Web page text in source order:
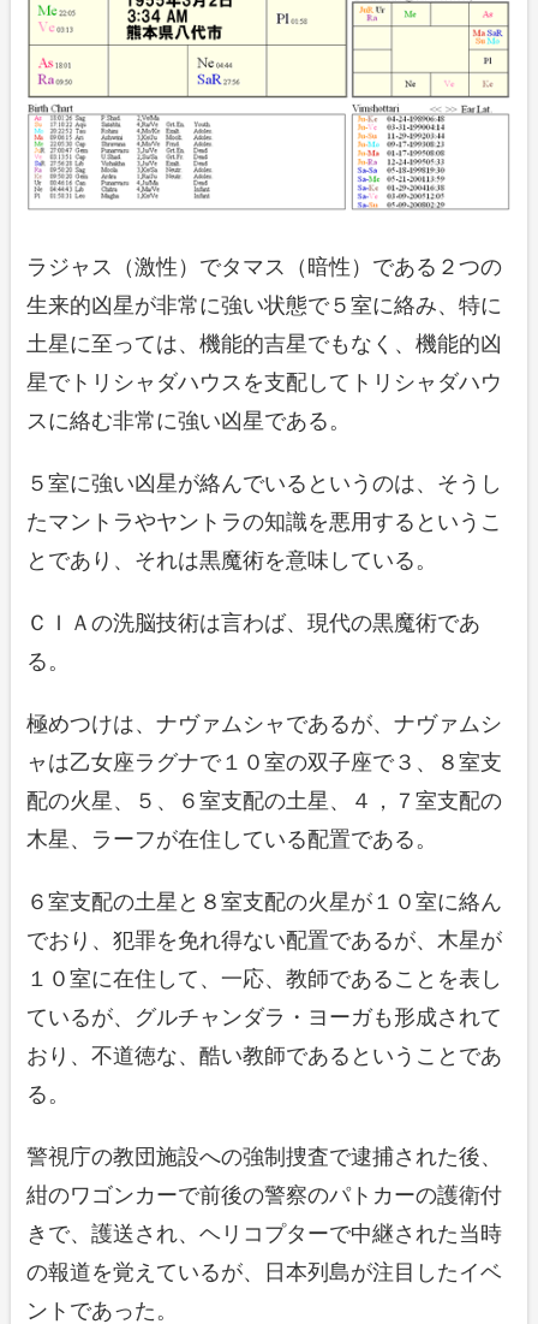
ラジャス（激性）でタマス（暗性）である２つの
生来的凶星が非常に強い状態で５室に絡み、特に
土星に至っては、機能的吉星でもなく、機能的凶
星でトリシャダハウスを支配してトリシャダハウ
スに絡む非常に強い凶星である。
５室に強い凶星が絡んでいるというのは、そうし
たマントラやヤントラの知識を悪用するというこ
とであり、それは黒魔術を意味している。
ＣＩＡの洗脳技術は言わば、現代の黒魔術であ
る。
極めつけは、ナヴァムシャであるが、ナヴァムシ
ャは乙女座ラグナで１０室の双子座で３、８室支
配の火星、５、６室支配の土星、４，７室支配の
木星、ラーフが在住している配置である。
６室支配の土星と８室支配の火星が１０室に絡ん
でおり、犯罪を免れ得ない配置であるが、木星が
１０室に在住して、一応、教師であることを表し
ているが、グルチャンダラ・ヨーガも形成されて
おり、不道徳な、酷い教師であるということであ
る。
警視庁の教団施設への強制捜査で逮捕された後、
紺のワゴンカーで前後の警察のパトカーの護衛付
きで、護送され、ヘリコプターで中継された当時
の報道を覚えているが、日本列島が注目したイベ
ントであった。